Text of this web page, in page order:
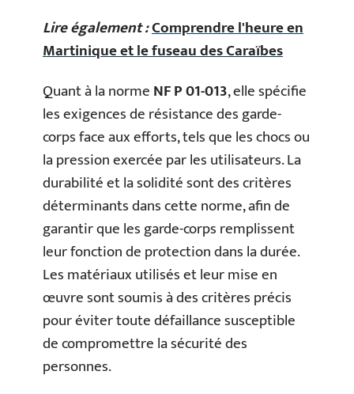
Lire également :Comprendre l'heure en
Martinique et le fuseau des Caraïbes
Quant à la normeNF P 01-013, elle spécifie
les exigences de résistance des garde-
corps face aux efforts, tels que les chocs ou
la pression exercée par les utilisateurs. La
durabilité et la solidité sont des critères
déterminants dans cette norme, afin de
garantir que les garde-corps remplissent
leur fonction de protection dans la durée.
Les matériaux utilisés et leur mise en
œuvre sont soumis à des critères précis
pour éviter toute défaillance susceptible
de compromettre la sécurité des
personnes.